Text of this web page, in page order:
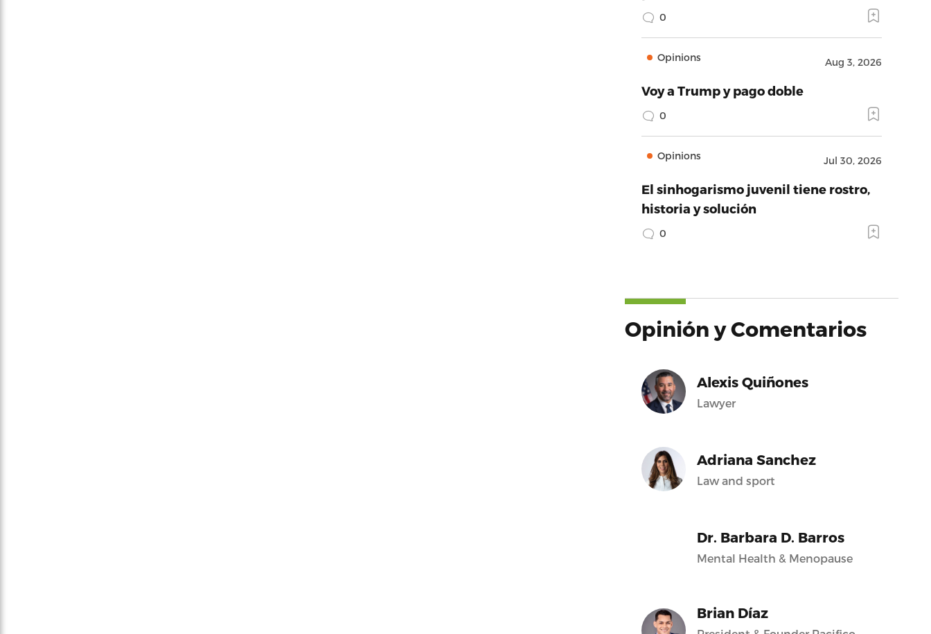
0
Opinions Aug 3, 2026
Voy a Trump y pago doble
0
Opinions Jul 30, 2026
El sinhogarismo juvenil tiene rostro,
historia y solución
0
Opinión y Comentarios
Alexis Quiñones
Lawyer
Adriana Sanchez
Law and sport
Dr. Barbara D. Barros
Mental Health & Menopause
Brian Díaz